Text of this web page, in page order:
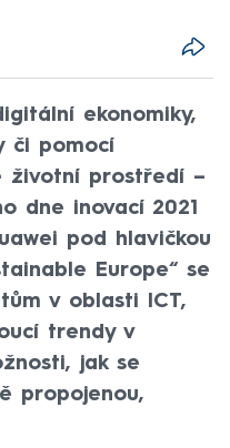
ekonomiky,
či pomocí
životní prostředí –
dne inovací 2021
pod hlavičkou
Europe“ se
v oblasti ICT,
trendy v
jak se
propojenou,